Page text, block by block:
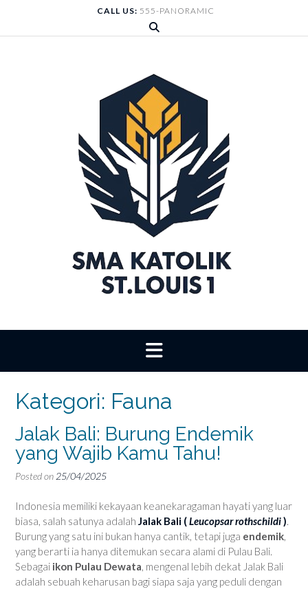
content
CALL US: 555-PANORAMIC
Kategori: Fauna
Jalak Bali: Burung Endemik
yang Wajib Kamu Tahu!
Posted on 25/04/2025
Indonesia memiliki kekayaan keanekaragaman hayati yang luar
biasa, salah satunya adalah Jalak Bali (Leucopsar rothschildi).
Burung yang satu ini bukan hanya cantik, tetapi juga endemik,
yang berarti ia hanya ditemukan secara alami di Pulau Bali.
Sebagai ikon Pulau Dewata, mengenal lebih dekat Jalak Bali
adalah sebuah keharusan bagi siapa saja yang peduli dengan